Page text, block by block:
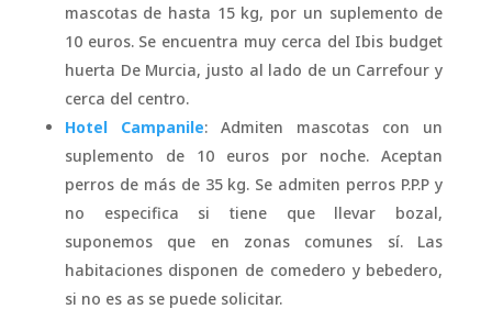
mascotas de hasta 15 kg, por un suplemento de
10 euros. Se encuentra muy cerca del Ibis budget
huerta De Murcia, justo al lado de un Carrefour y
cerca del centro.
Hotel Campanile: Admiten mascotas con un
suplemento de 10 euros por noche. Aceptan
perros de más de 35 kg. Se admiten perros P.P.P y
no especifica si tiene que llevar bozal,
suponemos que en zonas comunes sí. Las
habitaciones disponen de comedero y bebedero,
si no es as se puede solicitar.